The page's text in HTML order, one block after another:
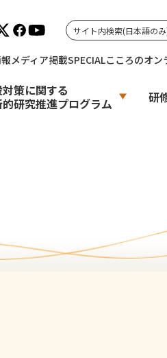
メディア掲載SPECIALこころのオ
対策に関する
研究推進プログラム
研